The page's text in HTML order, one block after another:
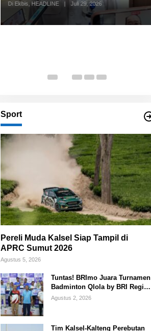
Di Ekbis | Juli 28, 2026
Sport
Pereli Muda Kalsel Siap Tampil di
APRC Sumut 2026
Agustus 5, 2026
Tuntas! BRImo Juara Turnamen
Badminton Qlola by BRI Region
14 Banjarmasin
Agustus 2, 2026
Tim Kalsel-Kalteng Perebutan